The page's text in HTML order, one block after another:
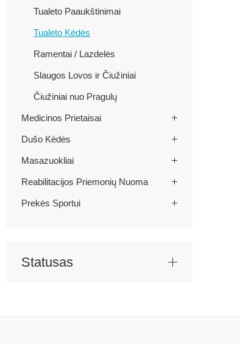
Tualeto Paaukštinimai
Tualeto Kėdės
Ramentai / Lazdelės
Slaugos Lovos ir Čiužiniai
Čiužiniai nuo Pragulų
Medicinos Prietaisai
Dušo Kėdės
Masazuokliai
Reabilitacijos Priemonių Nuoma
Prekės Sportui
Statusas